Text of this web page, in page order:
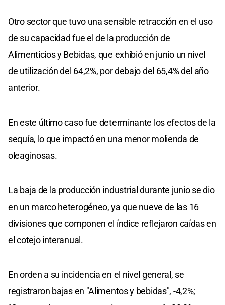
Otro sector que tuvo una sensible retracción en el uso
de su capacidad fue el de la producción de
Alimenticios y Bebidas, que exhibió en junio un nivel
de utilización del 64,2%, por debajo del 65,4% del año
anterior.
En este último caso fue determinante los efectos de la
sequía, lo que impactó en una menor molienda de
oleaginosas.
La baja de la producción industrial durante junio se dio
en un marco heterogéneo, ya que nueve de las 16
divisiones que componen el índice reflejaron caídas en
el cotejo interanual.
En orden a su incidencia en el nivel general, se
registraron bajas en "Alimentos y bebidas", -4,2%;